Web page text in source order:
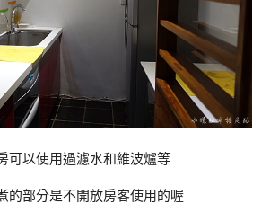
可以使用過濾水和維波爐等
的部分是不開放房客使用的喔